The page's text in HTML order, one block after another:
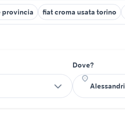
provincia fiat croma usata torino
Dove?